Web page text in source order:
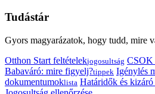
Tudástár
Gyors magyarázatok, hogy tudd, mire
Otthon Start feltételekjogosultság CSOK
Babaváró: mire figyelj?tippek Igénylés
dokumentumoklista Határidők és